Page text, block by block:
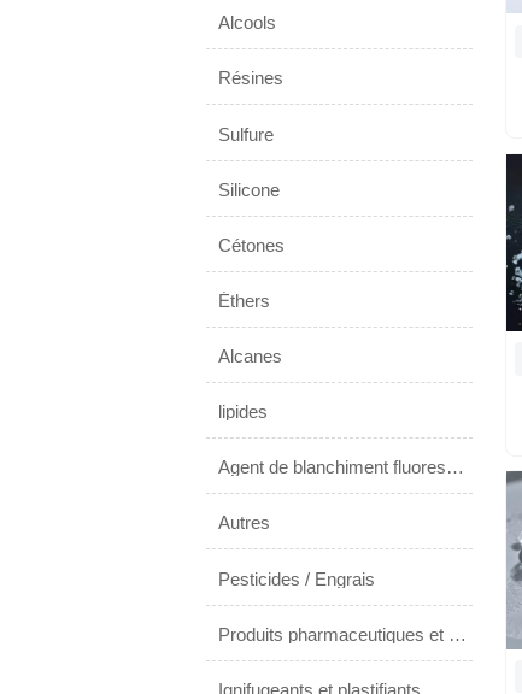
Alcools
Résines
Sulfure
Silicone
Cétones
Éthers
Alcanes
lipides
Agent de blanchiment fluorescent
Autres
Pesticides / Engrais
Produits pharmaceutiques et médicaments
Ignifugeants et plastifiants